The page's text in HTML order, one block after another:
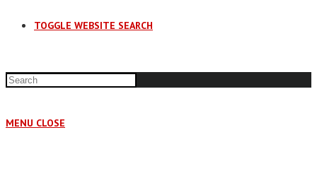
TOGGLE WEBSITE SEARCH
MENU CLOSE